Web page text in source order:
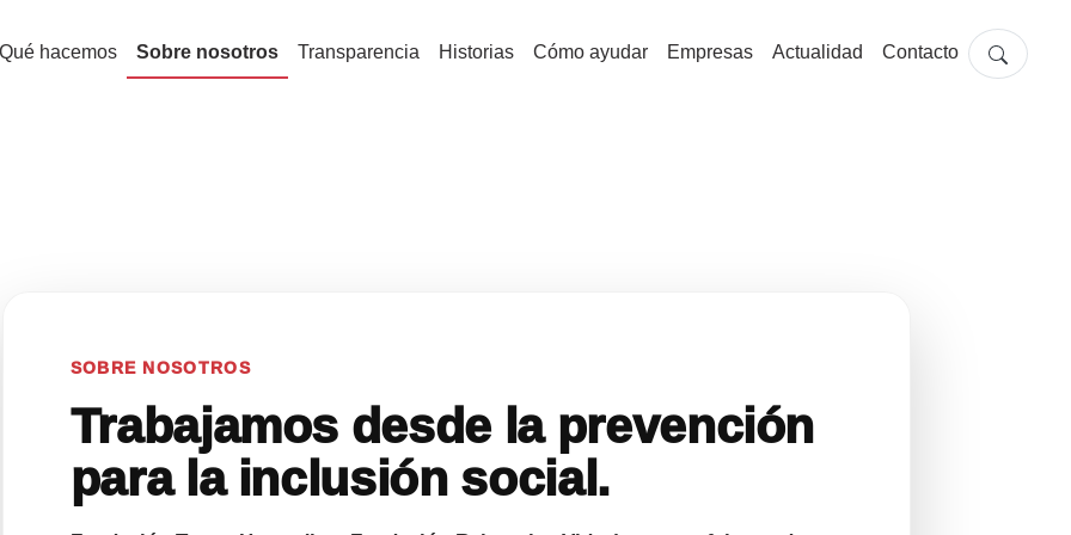
Navegación principal
Qué hacemos Sobre nosotros Transparencia Historias Cómo ayudar Empresas Actualidad Contacto
SOBRE NOSOTROS
Trabajamos desde la prevención
para la inclusión social.